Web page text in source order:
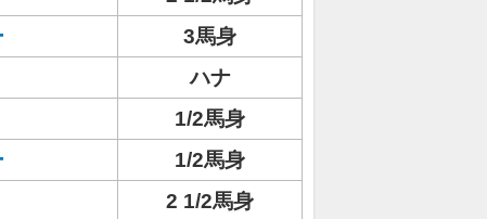
3馬身
ハナ
1/2馬身
1/2馬身
2 1/2馬身